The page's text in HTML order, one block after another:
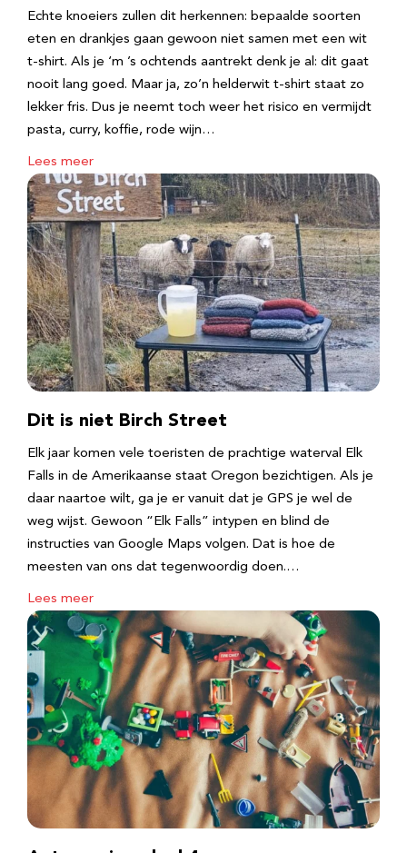
Echte knoeiers zullen dit herkennen: bepaalde soorten
eten en drankjes gaan gewoon niet samen met een wit
t-shirt. Als je ‘m ’s ochtends aantrekt denk je al: dit gaat
nooit lang goed. Maar ja, zo’n helderwit t-shirt staat zo
lekker fris. Dus je neemt toch weer het risico en vermijdt
pasta, curry, koffie, rode wijn…
Lees meer
Dit is niet Birch Street
Elk jaar komen vele toeristen de prachtige waterval Elk
Falls in de Amerikaanse staat Oregon bezichtigen. Als je
daar naartoe wilt, ga je er vanuit dat je GPS je wel de
weg wijst. Gewoon “Elk Falls” intypen en blind de
instructies van Google Maps volgen. Dat is hoe de
meesten van ons dat tegenwoordig doen.…
Lees meer